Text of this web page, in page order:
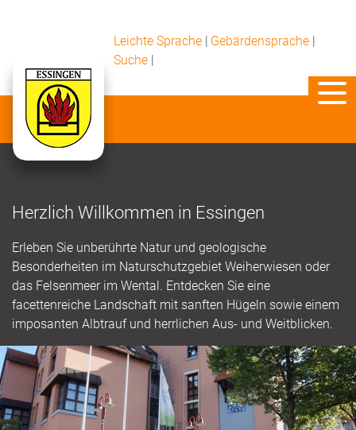
Leichte Sprache | Gebärdensprache |
Suche |
Herzlich Willkommen in Essingen
Erleben Sie unberührte Natur und geologische
Besonderheiten im Naturschutzgebiet Weiherwiesen oder
das Felsenmeer im Wental. Entdecken Sie eine
facettenreiche Landschaft mit sanften Hügeln sowie einem
imposanten Albtrauf und herrlichen Aus- und Weitblicken.